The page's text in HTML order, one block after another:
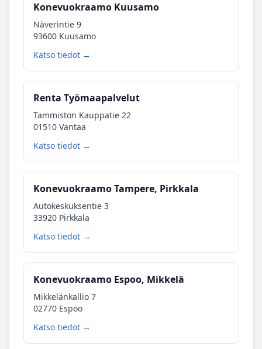
Konevuokraamo Kuusamo
Näverintie 9
93600 Kuusamo
Katso tiedot →
Renta Työmaapalvelut
Tammiston Kauppatie 22
01510 Vantaa
Katso tiedot →
Konevuokraamo Tampere, Pirkkala
Autokeskuksentie 3
33920 Pirkkala
Katso tiedot →
Konevuokraamo Espoo, Mikkelä
Mikkelänkallio 7
02770 Espoo
Katso tiedot →